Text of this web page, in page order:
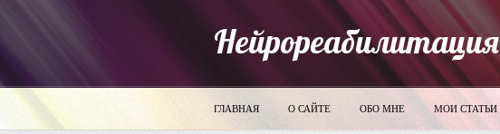
Нейрореабилитация
ГЛАВНАЯ О САЙТЕ ОБО МНЕ МОИ СТАТЬИ